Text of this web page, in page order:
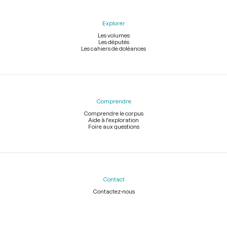
Explorer
Les volumes
Les députés
Les cahiers de doléances
Comprendre
Comprendre le corpus
Aide à l'exploration
Foire aux questions
Contact
Contactez-nous